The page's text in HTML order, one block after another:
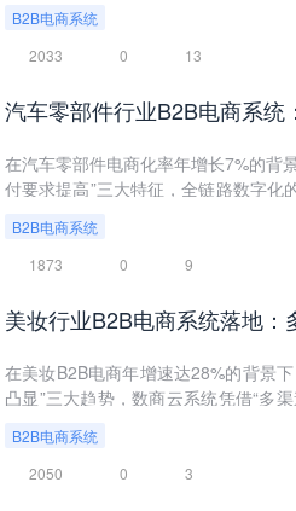
B2B电商系统
2033
0 13
汽车零部件行业B2B电商系
在汽车零部件电商化率年增长7%的背
付要求提高”三大特征，全链路数字化
同”转型。
B2B电商系统
1873
0 9
美妆行业B2B电商系统落地
在美妆B2B电商年增速达28%的背景
凸显”三大趋势，数商云系统凭借“多
B2B电商系统
2050
0 3